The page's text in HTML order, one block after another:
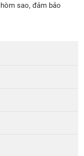
sao, đảm bảo